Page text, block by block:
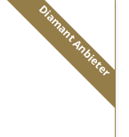
Diamant Anbieter